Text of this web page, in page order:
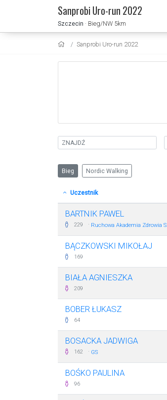
Sanprobi Uro-run 2022
Szczecin · Bieg/NW 5km
Sanprobi Uro-run 2022
Bieg Nordic Walking
Uczestnik
BARTNIK PAWEL
229 · Ruchowa Akademia Zdrowia
BĄCZKOWSKI MIKOŁAJ
169
BIAŁA AGNIESZKA
209
BOBER ŁUKASZ
64
BOSACKA JADWIGA
162 · GS
BOŚKO PAULINA
96